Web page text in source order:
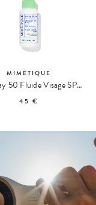
MIMÉTIQUE
Everyday 50 Fluide Visage SPF50
45 €